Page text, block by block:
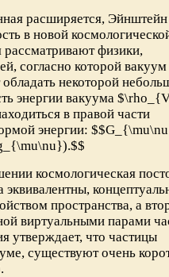
расширяется, Эйнштейн
в новой
рассматривают физики,
согласно которой вакуум
некоторой
энергии вакуума
в правой части
энергии:
космологическая
пространства, а
виртуальными парами
утверждает, что частицы
существуют очень